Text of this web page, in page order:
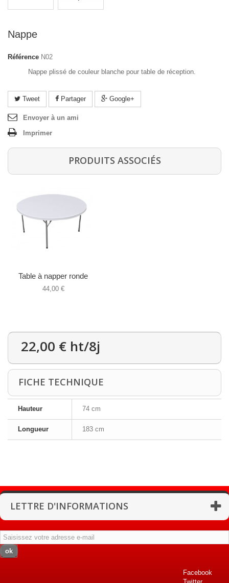
Nappe
Référence N02
Nappe plissé de couleur blanche pour table de réception.
Tweet Partager Google+
Envoyer à un ami
Imprimer
PRODUITS ASSOCIÉS
Table à napper ronde
44,00 €
22,00 € ht/8j
FICHE TECHNIQUE
Hauteur 74 cm
Longueur 183 cm
LETTRE D'INFORMATIONS
ok
Facebook